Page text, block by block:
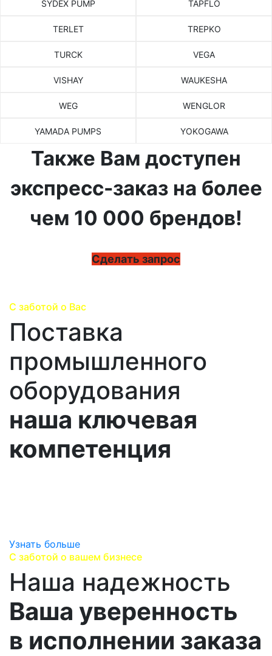
SYDEX PUMP TAPFLO
TERLET TREPKO
TURCK VEGA
VISHAY WAUKESHA
WEG WENGLOR
YAMADA PUMPS YOKOGAWA
Также Вам доступен
экспресс-заказ на более
чем 10 000 брендов!
Сделать запрос
С заботой о Вас
Поставка
промышленного
оборудования
наша ключевая
компетенция
Узнать больше
С заботой о вашем бизнесе
Наша надежность
Ваша уверенность
в исполнении заказа